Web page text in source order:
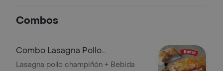
Combos
Combo Lasagna Pollo
Champiñón
Lasagna pollo champiñón + Bebida